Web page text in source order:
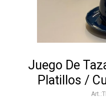
Juego De
Platillos /